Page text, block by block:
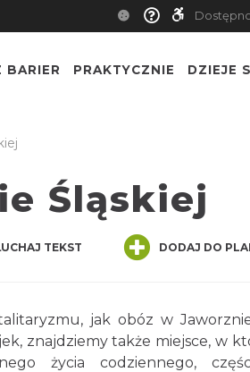
BARIER PRAKTYCZNIE DZIEJE
Śląskiej
TEKST DODAJ DO
jak obóz w
znajdziemy także miejsce, w
życia codziennego,